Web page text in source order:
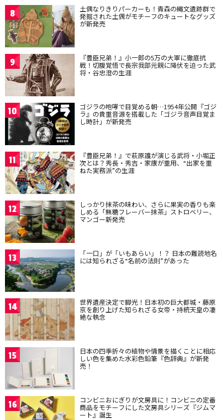
8 土偶なりきりパーカーも！青森の縄文遺跡群で
発掘された土偶がモチーフのキュートなグッズ
が新発売
9 『豊臣兄弟！』小一郎の5万の大軍に徹底抗
戦！切腹覚悟で長宗我部元親に降伏を迫った武
将・谷忠澄の生涯
10 ゴジラの咆哮で目覚める朝…1954年公開『ゴジ
ラ』の貴重音源を搭載した「ゴジラ音声目覚ま
し時計」が新発売
11 『豊臣兄弟！』で萩原護が演じる武将・小堀正
次とは？秀長・秀吉・家康が重用、“出家を重
ねた実務派”の生涯
12 しっかり抹茶の味わい、さらに果実の香りも楽
しめる「無糖フレーバー抹茶」ストロベリー、
マンゴー新発売
13 「一口」が「いもあらい」！？ 日本の難読地名
には知られざる“名前の法則”があった
14 世界遺産決定で脚光！日本初の巨大都城・藤原
京を創り上げた知られざる女帝・持統天皇の凄
絶な執念
15 日本の四季折々の植物や情景を描くことに相応
しい色を集めた水彩色鉛筆『色辞典』が新発
売！
16 コンビニおにぎりが文房具に！コンビニの定番
商品をモチーフにした文房具シリーズ『ジムマ
ート』誕生